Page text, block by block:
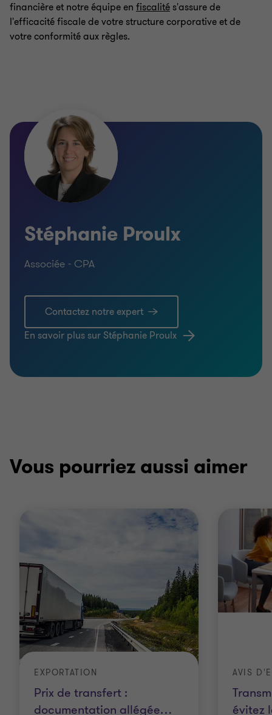
financière et notre équipe en fiscalités'assure de
l'efficacité fiscale de votre structure corporative et de
votre conformité aux règles.
Stéphanie Proulx
Associée - CPA
Contactez notre expert
En savoir plus sur Stéphanie Proulx
Vous pourriez aussi aimer
Prix de transfert :
documentation allégée…
EXPORTATION
évitez
AVIS